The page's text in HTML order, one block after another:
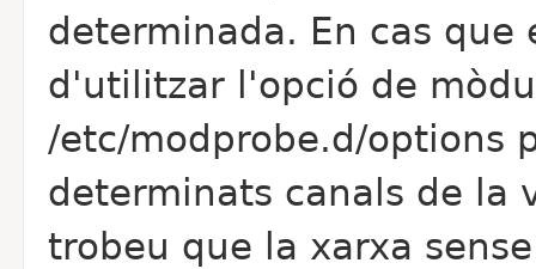
determinada. En cas que
d'utilitzar l'opció de
/etc/modprobe.d/options
determinats canals de la
trobeu que la xarxa